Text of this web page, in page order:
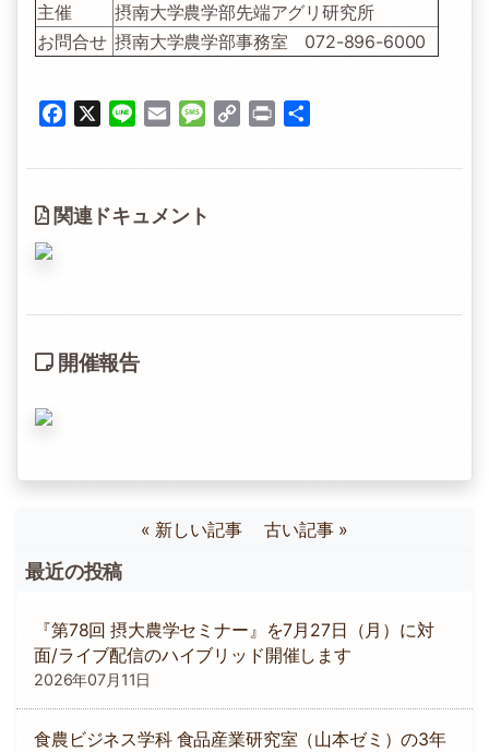
主催
摂南大学農学部先端アグリ研究所
お問合せ 摂南大学農学部事務室 072-896-6000
Facebook Line Email Message
Copy Print
関連ドキュメント
開催報告
« 新しい記事 古い記事 »
最近の投稿
『第78回 摂大農学セミナー』を7月27日（月）に対
面/ライブ配信のハイブリッド開催します
2026年07月11日
食農ビジネス学科 食品産業研究室（山本ゼミ）の3年